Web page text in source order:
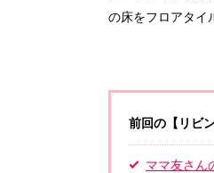
の床をフロアタイ
前回の【リビ
ママ友さん